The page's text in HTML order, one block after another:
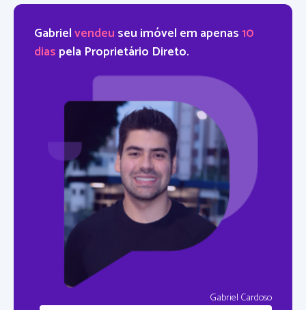
Gabrielvendeu seu imóvel em apenas10
dias pela Proprietário Direto.
Gabriel Cardoso